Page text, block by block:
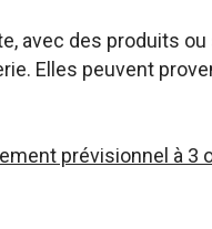
avec des produits
Elles peuvent
prévisionnel à 3